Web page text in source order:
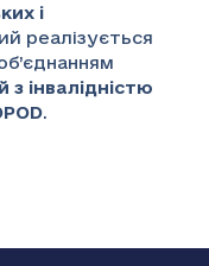
і
реалізується
інвалідністю
.